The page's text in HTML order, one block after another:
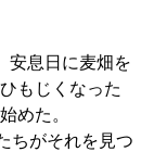
安息日に麦畑を
もじくなった
めた。
ちがそれを見つ